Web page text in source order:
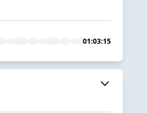
01:03:15